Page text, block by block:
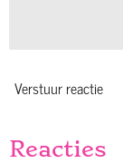
Verstuur reactie
Reacties